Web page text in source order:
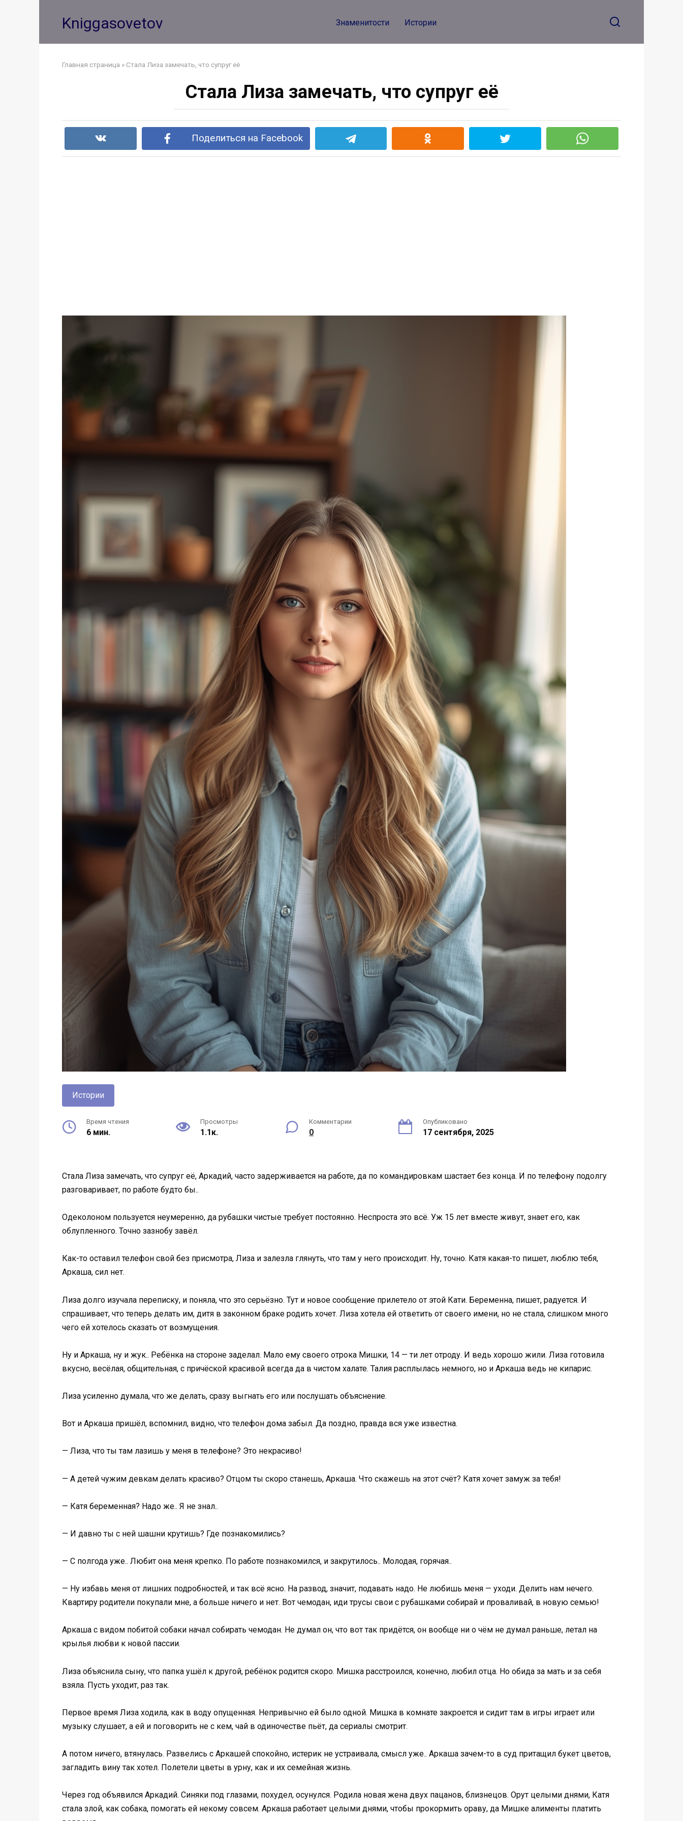
Kniggasovetov Знаменитости Истории
Главная страница » Стала Лиза замечать, что супруг её
Стала Лиза замечать, что супруг её
Поделиться на Facebook
Истории
Время чтения
6 мин.
Просмотры
1.1к.
Комментарии
0
Опубликовано
17 сентября, 2025
Стала Лиза замечать, что супруг её, Аркадий, часто задерживается на работе, да по командировкам шастает без конца. И по телефону подолгу
разговаривает, по работе будто бы..
Одеколоном пользуется неумеренно, да рубашки чистые требует постоянно. Неспроста это всё. Уж 15 лет вместе живут, знает его, как
облупленного. Точно зазнобу завёл.
Как-то оставил телефон свой без присмотра, Лиза и залезла глянуть, что там у него происходит. Ну, точно. Катя какая-то пишет, люблю тебя,
Аркаша, сил нет.
Лиза долго изучала переписку, и поняла, что это серьёзно. Тут и новое сообщение прилетело от этой Кати. Беременна, пишет, радуется. И
спрашивает, что теперь делать им, дитя в законном браке родить хочет. Лиза хотела ей ответить от своего имени, но не стала, слишком много
чего ей хотелось сказать от возмущения.
Ну и Аркаша, ну и жук.. Ребёнка на стороне заделал. Мало ему своего отрока Мишки, 14 — ти лет отроду. И ведь хорошо жили. Лиза готовила
вкусно, весёлая, общительная, с причёской красивой всегда да в чистом халате. Талия расплылась немного, но и Аркаша ведь не кипарис.
Лиза усиленно думала, что же делать, сразу выгнать его или послушать объяснение.
Вот и Аркаша пришёл, вспомнил, видно, что телефон дома забыл. Да поздно, правда вся уже известна.
— Лиза, что ты там лазишь у меня в телефоне? Это некрасиво!
— А детей чужим девкам делать красиво? Отцом ты скоро станешь, Аркаша. Что скажешь на этот счёт? Катя хочет замуж за тебя!
— Катя беременная? Надо же.. Я не знал..
— И давно ты с ней шашни крутишь? Где познакомились?
— С полгода уже.. Любит она меня крепко. По работе познакомился, и закрутилось.. Молодая, горячая..
— Ну избавь меня от лишних подробностей, и так всё ясно. На развод, значит, подавать надо. Не любишь меня — уходи. Делить нам нечего.
Квартиру родители покупали мне, а больше ничего и нет. Вот чемодан, иди трусы свои с рубашками собирай и проваливай, в новую семью!
Аркаша с видом побитой собаки начал собирать чемодан. Не думал он, что вот так придётся, он вообще ни о чём не думал раньше, летал на
крылья любви к новой пассии.
Лиза объяснила сыну, что папка ушёл к другой, ребёнок родится скоро. Мишка расстроился, конечно, любил отца. Но обида за мать и за себя
взяла. Пусть уходит, раз так.
Первое время Лиза ходила, как в воду опущенная. Непривычно ей было одной. Мишка в комнате закроется и сидит там в игры играет или
музыку слушает, а ей и поговорить не с кем, чай в одиночестве пьёт, да сериалы смотрит.
А потом ничего, втянулась. Развелись с Аркашей спокойно, истерик не устраивала, смысл уже.. Аркаша зачем-то в суд притащил букет цветов,
загладить вину так хотел. Полетели цветы в урну, как и их семейная жизнь.
Через год объявился Аркадий. Синяки под глазами, похудел, осунулся. Родила новая жена двух пацанов, близнецов. Орут целыми днями, Катя
стала злой, как собака, помогать ей некому совсем. Аркаша работает целыми днями, чтобы прокормить ораву, да Мишке алименты платить